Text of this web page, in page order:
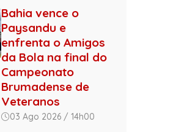
Bahia vence o
Paysandu e
enfrenta o Amigos
da Bola na final do
Campeonato
Brumadense de
Veteranos
03 Ago 2026 / 14h00